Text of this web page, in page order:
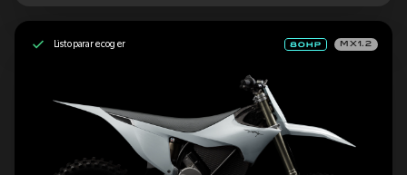
Listo para recoger MX1.2